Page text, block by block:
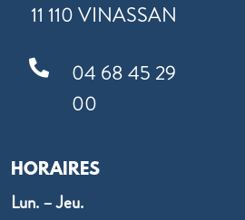
11 110 VINASSAN

04 68 45 29
00
HORAIRES
Lun. – Jeu.